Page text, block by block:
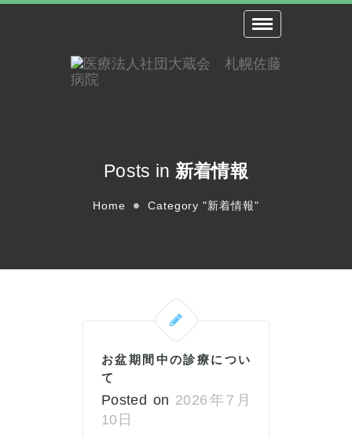
Toggle
navigation
Posts in 新着情報
Home Category "新着情報"
お盆期間中の診療につい
て
Posted on 2026年7月
10日